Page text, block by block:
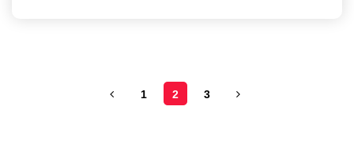
1 2 3